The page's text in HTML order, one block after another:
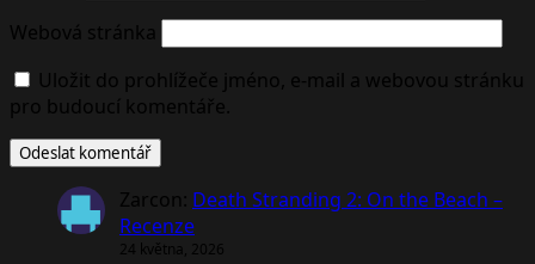
Webová stránka
Uložit do prohlížeče jméno, e-mail a webovou stránku
pro budoucí komentáře.
Zarcon: Death Stranding 2: On the Beach –
Recenze
24 května, 2026